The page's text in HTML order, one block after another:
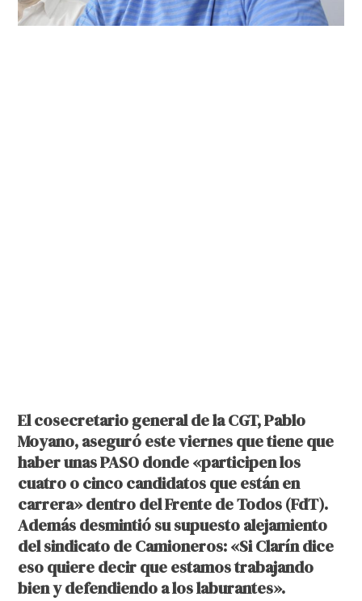
El cosecretario general de la CGT, Pablo
Moyano, aseguró este viernes que tiene que
haber unas PASO donde «participen los
cuatro o cinco candidatos que están en
carrera» dentro del Frente de Todos (FdT).
Además desmintió su supuesto alejamiento
del sindicato de Camioneros: «Si Clarín dice
eso quiere decir que estamos trabajando
bien y defendiendo a los laburantes».